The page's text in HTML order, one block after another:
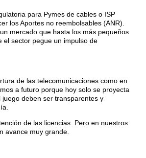
para Pymes de cables o ISP
los Aportes no reembolsables (ANR).
mercado que hasta los más pequeños
el sector pegue un impulso de
de las telecomunicaciones como en
a futuro porque hoy solo se proyecta
deben ser transparentes y
de las licencias. Pero en nuestros
avance muy grande.